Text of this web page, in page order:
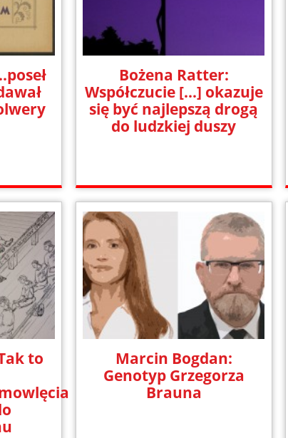
Bożena Ratter:
Współczucie [...] okazuje
się być najlepszą drogą
do ludzkiej duszy
to
Marcin Bogdan:
Genotyp Grzegorza
Brauna